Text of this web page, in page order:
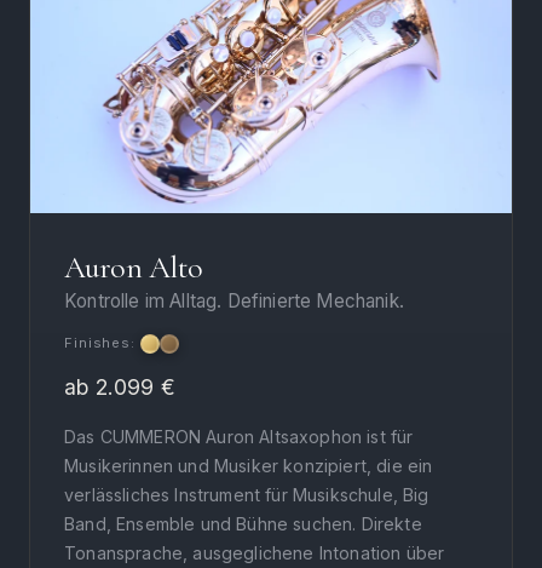
Auron Alto
Kontrolle im Alltag. Definierte Mechanik.
Finishes:
ab 2.099 €
Das CUMMERON Auron Altsaxophon ist für
Musikerinnen und Musiker konzipiert, die ein
verlässliches Instrument für Musikschule, Big
Band, Ensemble und Bühne suchen. Direkte
Tonansprache, ausgeglichene Intonation über